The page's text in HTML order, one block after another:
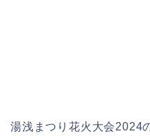
湯浅まつり花火大会2024